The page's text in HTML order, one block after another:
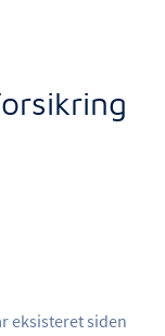
eksisteret siden